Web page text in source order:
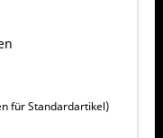
für Standardartikel)